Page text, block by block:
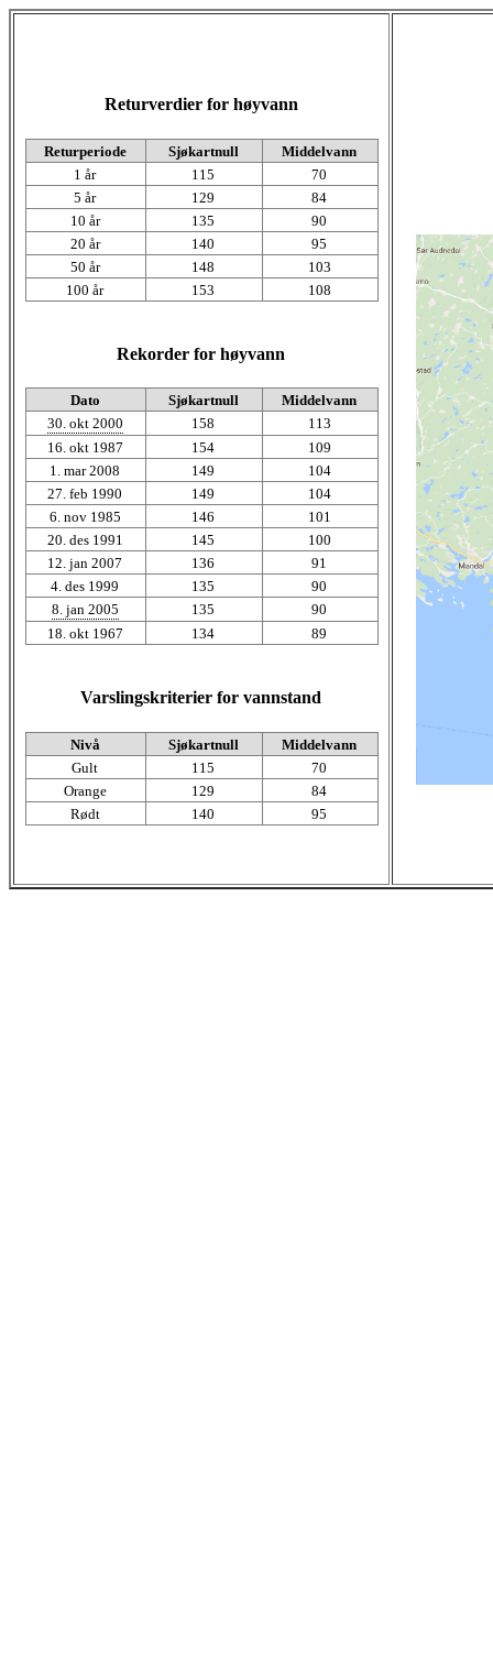
Returverdier for høyvann
Returperiode Sjøkartnull
Middelvann
1 år
115
70
5 år
129
84
10 år
135
90
20 år
140
95
50 år
148
103
100 år
153 108
Rekorder for høyvann
Dato Sjøkartnull
Middelvann
30. okt 2000
158
113
16. okt 1987
154
109
1. mar 2008
149
104
27. feb 1990
149
104
6. nov 1985
146
101
20. des 1991
145
100
12. jan 2007
136
91
4. des 1999
135
90
8. jan 2005
135
90
18. okt 1967
134 89
Varslingskriterier for vannstand
Nivå Sjøkartnull
Middelvann
Gult
115
70
Orange
129
84
Rødt
140 95